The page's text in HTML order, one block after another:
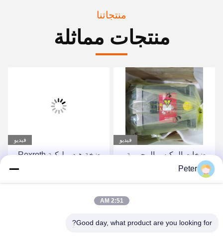
منتجاتنا
منتجات مماثلة
فيديو
مضخات المكبس المحورية
A4FO125_30R-
فيديو
مضخة هيدروليكية Rexroth
الإزاحة عالية الموثوقية
Peter
2:51 AM
Good day, what product are you looking for?